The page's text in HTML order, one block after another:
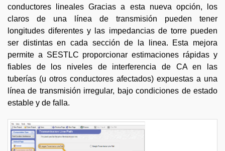
conductores lineales Gracias a esta nueva opción, los
claros de una línea de transmisión pueden tener
longitudes diferentes y las impedancias de torre pueden
ser distintas en cada sección de la linea. Esta mejora
permite a SESTLC proporcionar estimaciones rápidas y
fiables de los niveles de interferencia de CA en las
tuberías (u otros conductores afectados) expuestas a una
línea de transmisión irregular, bajo condiciones de estado
estable y de falla.